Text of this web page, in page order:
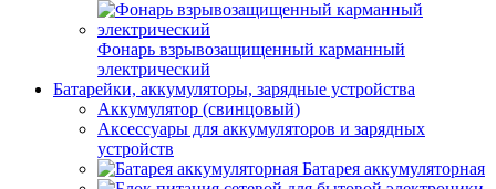
Фонарь взрывозащищенный карманный
электрический
Батарейки, аккумуляторы, зарядные устройства
Аккумулятор (свинцовый)
Аксессуары для аккумуляторов и зарядных
устройств
Батарея аккумуляторная